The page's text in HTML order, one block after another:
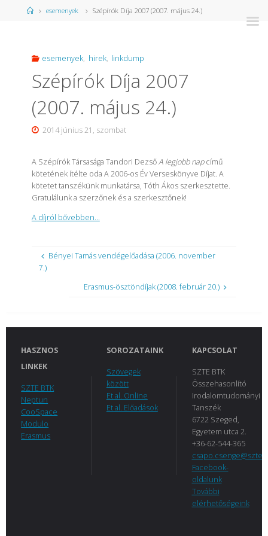
Kezdőlapesemenyek Szépírók Díja 2007 (2007. május 24.)
esemenyek, hirek, linkdump
Szépírók Díja 2007
(2007. május 24.)
2014 június 21, szombat
A Szépírók Társasága Tandori DezsőA legjobb napcímű
kötetének ítélte oda A 2006-os Év Verseskönyve Díjat. A
kötetet tanszékünk munkatársa, Tóth Ákos szerkesztette.
Gratulálunk a szerzőnek és a szerkesztőnek!
A díjról bővebben…
Bényei Tamás vendégelőadása (2006. november
7.)
Erasmus-ösztöndíjak (2008. február 20.)
HASZNOS
LINKEK
SZTE BTK
Neptun
CooSpace
Modulo
Erasmus
SOROZATAINK
Szövegek
között
Et al. Online
Et al. Előadások
KAPCSOLAT
SZTE BTK
Összehasonlító
Irodalomtudományi
Tanszék
6722 Szeged,
Egyetem utca 2.
+36-62-544-365
Facebook-
oldalunk
További
elérhetőségeink